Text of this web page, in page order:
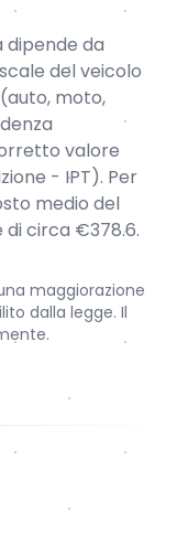
dipende da
del veicolo
moto,
valore
- IPT). Per
medio del
di circa €378.6.
maggiorazione
dalla legge. Il